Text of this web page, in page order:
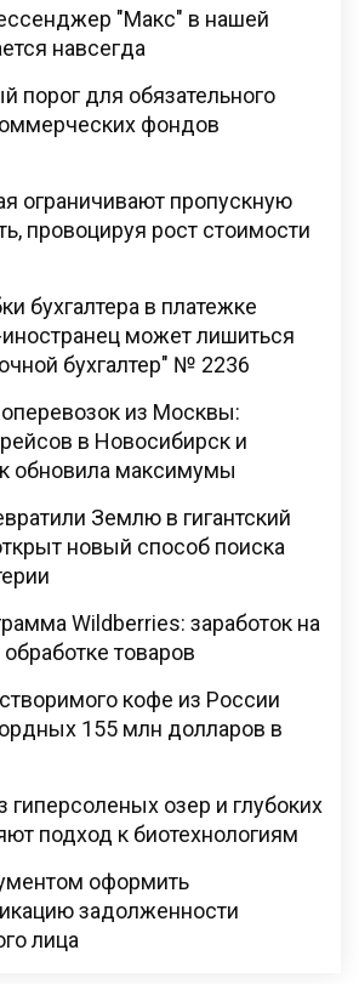
"Макс" в нашей
навсегда
порог для обязательного
фондов
ограничивают пропускную
провоцируя рост стоимости
бухгалтера в платежке
может лишиться
бухгалтер" № 2236
из Москвы:
в Новосибирск и
обновила максимумы
Землю в гигантский
новый способ поиска
Wildberries: заработок на
товаров
кофе из России
155 млн долларов в
гиперсоленых озер и глубоких
подход к биотехнологиям
оформить
задолженности
лица